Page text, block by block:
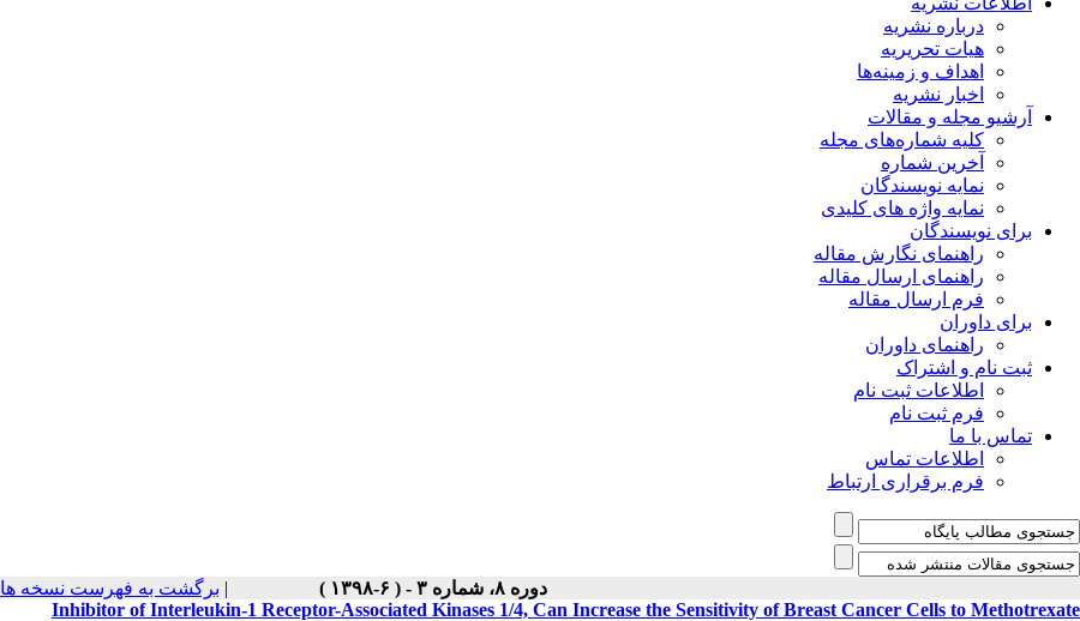
درباره نشریه
هیات تحریریه
اهداف و زمینه‌ها
اخبار نشریه
آرشیو مجله و مقالات
کلیه شماره‌های مجله
آخرین شماره
نمایه نویسندگان
نمایه واژه های کلیدی
برای نویسندگان
راهنمای نگارش مقاله
راهنمای ارسال مقاله
فرم ارسال مقاله
برای داوران
راهنمای داوران
ثبت نام و اشتراک
اطلاعات ثبت نام
فرم ثبت نام
تماس با ما
اطلاعات تماس
فرم برقراری ارتباط
دوره ۸، شماره ۳ - ( ۶-۱۳۹۸ ) | برگشت به فهرست نسخه ها
Inhibitor of Interleukin-1 Receptor-Associated Kinases 1/4, Can Increase the Sensitivity of Breast Cancer Cells to Methotrexate